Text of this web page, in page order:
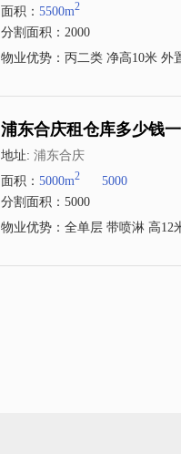
面积： 5500m2
分割面积：2000
物业优势：丙二类 净高10米 外
浦东合庆租仓库多少钱
地址: 浦东合庆
面积： 5000m2 5000
分割面积：5000
物业优势：全单层 带喷淋 高12